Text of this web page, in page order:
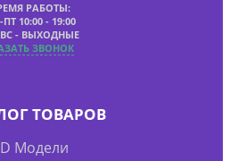
РАБОТЫ:
10:00 - 19:00
- ВЫХОДНЫЕ
ЗВОНОК
ТОВАРОВ
Модели